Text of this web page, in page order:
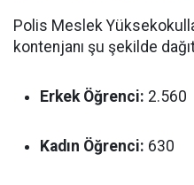
Polis Meslek
kontenjanı şu şekilde
Erkek Öğrenci: 2.560
Kadın Öğrenci: 630